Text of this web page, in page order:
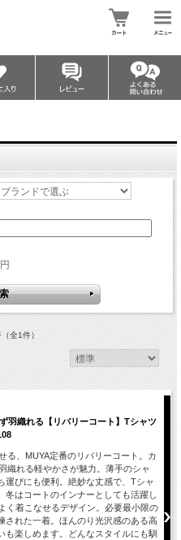
円
（全1件）
羽織れる【リバリーコート】Tシャツ
る、MUYA定番のリバリーコート。カ
織れる軽やかさが魅力。薄手のシャ
運びにも便利。絶妙な丈感で、Tシャ
冬はコートのインナーとしても活躍し
く着こなせるデザイン。必要最小限の
された一着。ほんのり光沢感のある高
楽しめます。どんなスタイルにも馴